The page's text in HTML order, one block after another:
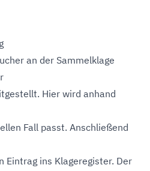
an der Sammelklage
Hier wird anhand
Fall passt. Anschließend
Eintrag ins Klageregister. Der